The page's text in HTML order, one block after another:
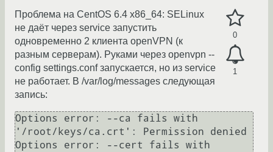
0
1
Проблема на CentOS 6.4 x86_64: SELinux
не даёт через service запустить
одновременно 2 клиента openVPN (к
разным серверам). Руками через openvpn --
config settings.conf запускается, но из service
не работает. В /var/log/messages следующая
запись:
Options error: --ca fails with
'/root/keys/ca.crt': Permission denied
Options error: --cert fails with